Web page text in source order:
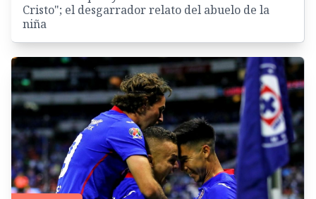
Cristo"; el desgarrador relato del abuelo de la
niña